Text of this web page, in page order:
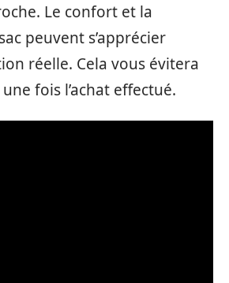
Le confort et la
peuvent s’apprécier
réelle. Cela vous évitera
fois l’achat effectué.